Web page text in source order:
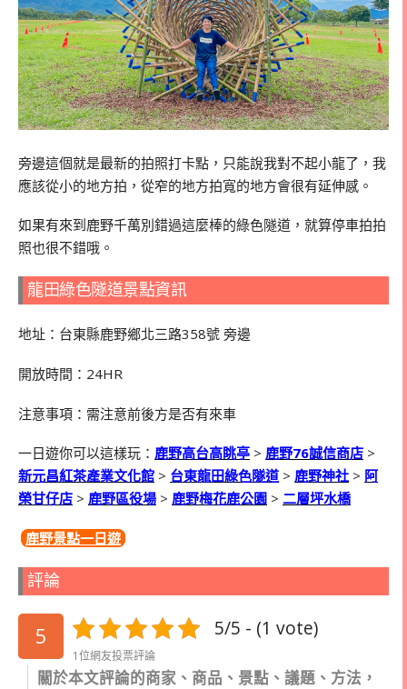
旁邊這個就是最新的拍照打卡點，只能說我對不起小龍了，我
應該從小的地方拍，從窄的地方拍寬的地方會很有延伸感。
如果有來到鹿野千萬別錯過這麼棒的綠色隧道，就算停車拍拍
照也很不錯哦。
龍田綠色隧道景點資訊
地址：台東縣鹿野鄉北三路358號 旁邊
開放時間：24HR
注意事項：需注意前後方是否有來車
一日遊你可以這樣玩： 鹿野高台高眺亭 > 鹿野76誠信商店 >
新元昌紅茶產業文化館 > 台東龍田綠色隧道 > 鹿野神社 > 阿
榮甘仔店 > 鹿野區役場 > 鹿野梅花鹿公園 > 二層坪水橋
鹿野景點一日遊
評論
5 5/5 - (1 vote)
1位網友投票評論
關於本文評論的商家、商品、景點、議題、方法，